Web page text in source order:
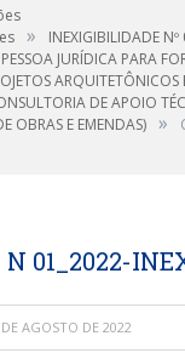
»
INEXIGIBILIDADE
JURÍDICA PARA
ARQUITETÔNICOS
DE APOIO
OBRAS E EMENDAS) »
N 01_2022-
AGOSTO DE 2022